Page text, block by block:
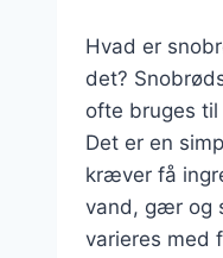
Hvad er
det?
ofte bruges
Det er en
kræver få
vand, gær og
varieres med